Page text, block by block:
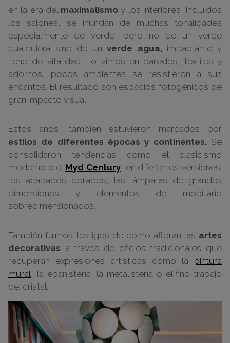
en la era del maximalismo y los interiores, incluidos
los salones, se inundan de muchas tonalidades
especialmente de verde, pero no de un verde
cualquiera sino de unverde agua,impactante y
lleno de vitalidad. Lo vimos en paredes, textiles y
adornos, pocos ambientes se resistieron a sus
encantos. El resultado son espacios fotogénicos de
gran impacto visual.
Estos años, también estuvieron marcados por
estilos de diferentes épocas y continentes. Se
consolidaron tendencias como el clasicismo
moderno o el Myd Century, en diferentes versiones;
los acabados dorados, las lámparas de grandes
dimensiones y elementos de mobiliario
sobredimensionados.
También fuimos testigos de como afloran las artes
decorativas a través de oficios tradicionales que
recuperan expresiones artísticas como la pintura
mural, la ebanistería, la metalistería o el fino trabajo
del cristal.